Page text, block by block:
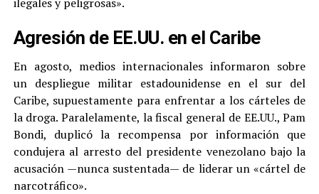
Agresión de EE.UU. en el Caribe
En agosto, medios internacionales informaron sobre
un despliegue militar estadounidense en el sur del
Caribe, supuestamente para enfrentar a los cárteles de
la droga. Paralelamente, la fiscal general de EE.UU., Pam
Bondi, duplicó la recompensa por información que
condujera al arresto del presidente venezolano bajo la
acusación —nunca sustentada— de liderar un «cártel de
narcotráfico».